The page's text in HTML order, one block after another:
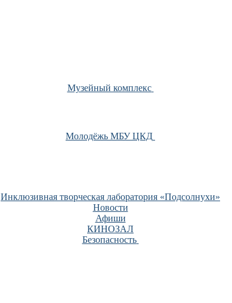
Музейный комплекс
Молодёжь МБУ ЦКД
Инклюзивная творческая лаборатория «Подсолнухи»
Новости
Афиши
КИНОЗАЛ
Безопасность